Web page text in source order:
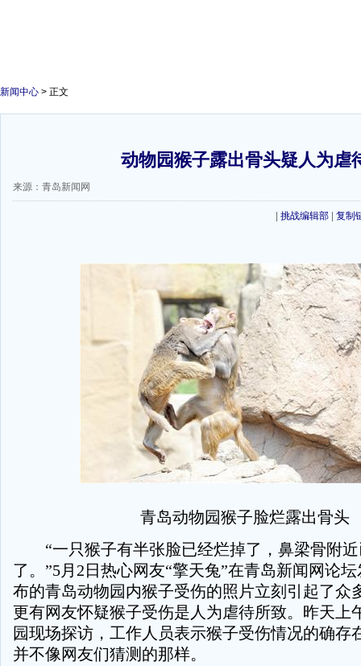
新闻中心 > 正文
动物园猴子露出骨头疑人为虐
来源：青岛新闻网
挑战编辑部 复制
青岛动物园猴子脸烂露出骨头
“一只猴子有半张脸已经烂掉了，鼻梁骨附近
了。”5月2日热心网友“擎天兔”在青岛新闻网论
布的青岛动物园内猴子受伤的照片立刻引起了众
更有网友怀疑猴子受伤是人为虐待所致。昨天上
园现场探访，工作人员表示猴子受伤情况的确存
并不像网友们猜测的那样。